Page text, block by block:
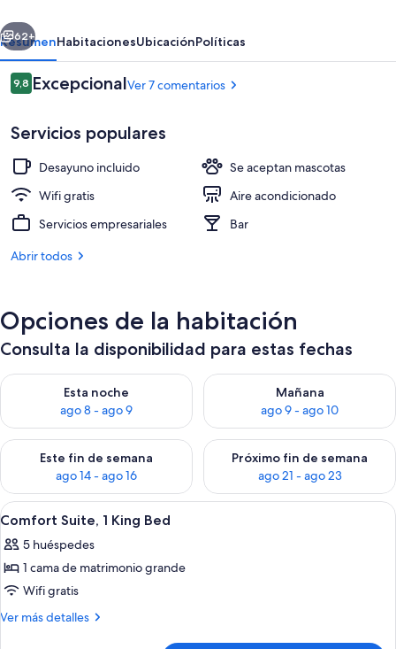
Suite Deluxe, bañera de
Siguiente
62+
ResumenHabitacionesUbicaciónPolíticas
Comentarios
9,89,8 de 10
ExcepcionalVer 7 comentarios
Servicios populares
Desayuno incluido
Se aceptan mascotas
Wifi gratis
Aire acondicionado
Servicios empresariales
Bar
Abrir todos
Opciones de la habitación
Consulta la disponibilidad para estas fechas
Esta noche
ago 8 - ago 9
Consulta la disponibilidad para esta noche, ago 8 - ago 9
Mañana
ago 9 - ago 10
Consulta la disponibilidad
Este fin de semana
ago 14 - ago 16
Consulta la disponibilidad para este fin de semana, ago 14 -
Próximo fin de semana
ago 21 - ago 23
Consulta la disponibilidad
Abrir
todas
las
fotos
de
Comfort
Un dormitorio moderno con una
1
Comfort Suite, 1 King Bed
5 huéspedes
1 cama de matrimonio grande
Wifi gratis
Ver más detalles
Más